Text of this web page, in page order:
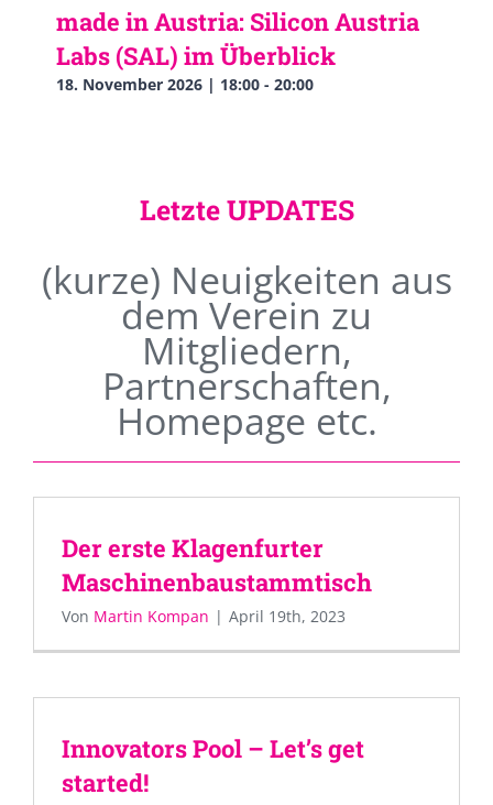
made in Austria: Silicon Austria
Labs (SAL) im Überblick
18. November 2026 | 18:00 - 20:00
Letzte UPDATES
(kurze) Neuigkeiten aus
dem Verein zu
Mitgliedern,
Partnerschaften,
Homepage etc.
Der erste Klagenfurter
Maschinenbaustammtisch
Von Martin Kompan | April 19th, 2023
Innovators Pool – Let’s get
started!